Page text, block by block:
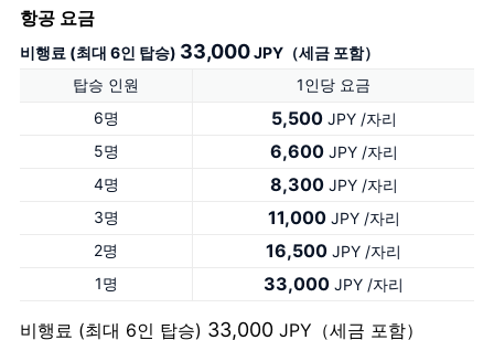
항공 요금
비행료 (최대 6인 탑승) 33,000JPY（세금 포함）
탑승 인원
1인당 요금
6명
5,500JPY /자리
5명
6,600JPY /자리
4명
8,300JPY /자리
3명
11,000JPY /자리
2명
16,500 JPY /자리
1명
33,000 JPY /자리
비행료 (최대 6인 탑승) 33,000 JPY（세금 포함）